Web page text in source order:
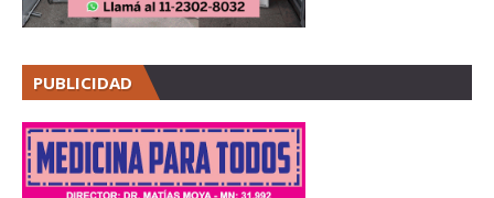
PUBLICIDAD